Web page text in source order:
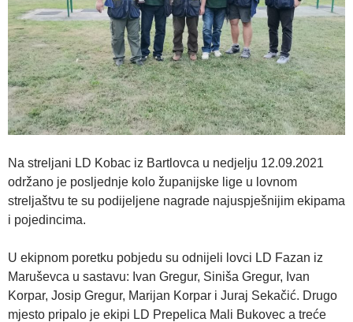
Na streljani LD Kobac iz Bartlovca u nedjelju 12.09.2021
održano je posljednje kolo županijske lige u lovnom
streljaštvu te su podijeljene nagrade najuspješnijim ekipama
i pojedincima.
U ekipnom poretku pobjedu su odnijeli lovci LD Fazan iz
Maruševca u sastavu: Ivan Gregur, Siniša Gregur, Ivan
Korpar, Josip Gregur, Marijan Korpar i Juraj Sekačić. Drugo
mjesto pripalo je ekipi LD Prepelica Mali Bukovec a treće